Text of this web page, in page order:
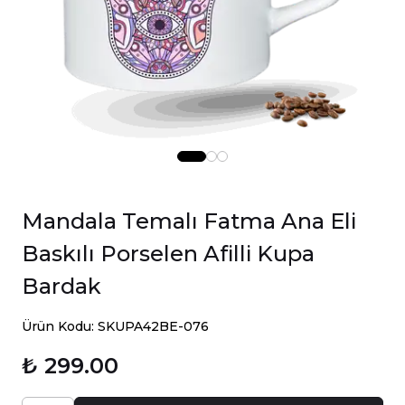
Mandala Temalı Fatma Ana Eli
Baskılı Porselen Afilli Kupa
Bardak
Ürün Kodu: SKUPA42BE-076
₺ 299.00